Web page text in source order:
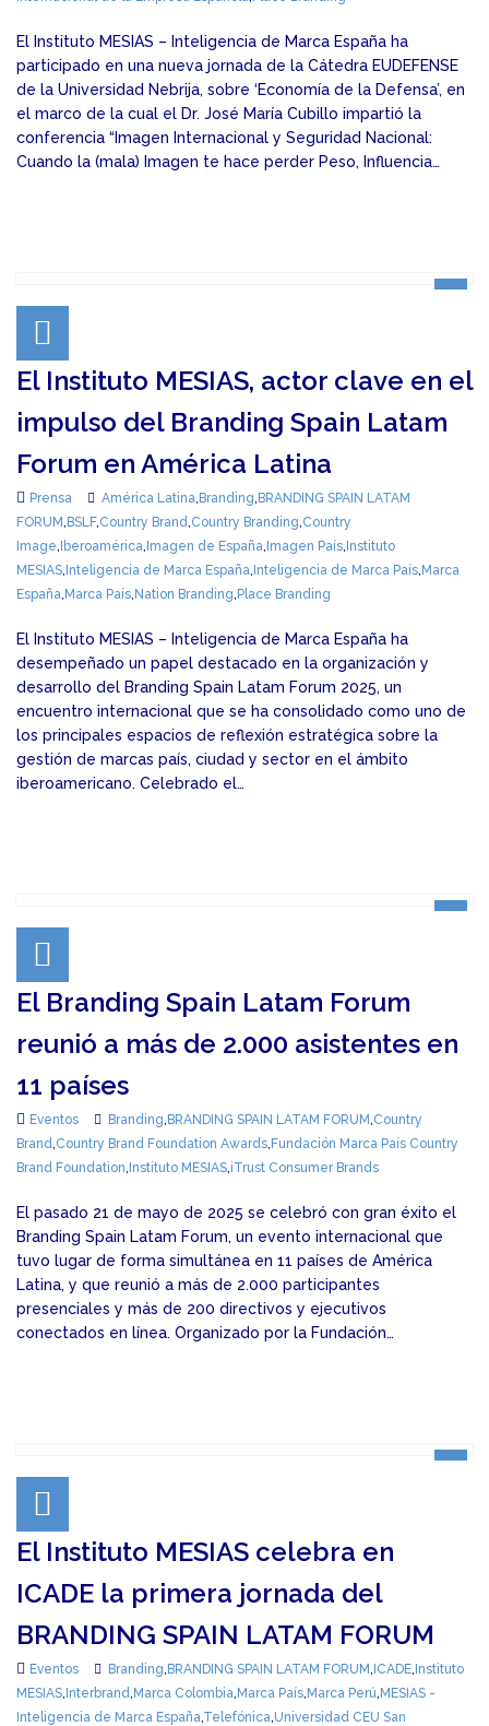
El Instituto MESIAS – Inteligencia de Marca España ha
participado en una nueva jornada de la Cátedra EUDEFENSE
de la Universidad Nebrija, sobre ‘Economía de la Defensa’, en
el marco de la cual el Dr. José María Cubillo impartió la
conferencia “Imagen Internacional y Seguridad Nacional:
Cuando la (mala) Imagen te hace perder Peso, Influencia…
El Instituto MESIAS, actor clave en el
impulso del Branding Spain Latam
Forum en América Latina
Prensa América Latina, Branding, BRANDING SPAIN LATAM
FORUM, BSLF,Country Brand,Country Branding,Country
Image, Iberoamérica, Imagen de España, Imagen País, Instituto
MESIAS, Inteligencia de Marca España, Inteligencia de Marca País, Marca
España, Marca País, Nation Branding, Place Branding
El Instituto MESIAS – Inteligencia de Marca España ha
desempeñado un papel destacado en la organización y
desarrollo del Branding Spain Latam Forum 2025, un
encuentro internacional que se ha consolidado como uno de
los principales espacios de reflexión estratégica sobre la
gestión de marcas país, ciudad y sector en el ámbito
iberoamericano. Celebrado el…
El Branding Spain Latam Forum
reunió a más de 2.000 asistentes en
11 países
Eventos Branding, BRANDING SPAIN LATAM FORUM,Country
Brand,Country Brand Foundation Awards, Fundación Marca País Country
Brand Foundation, Instituto MESIAS,iTrust Consumer Brands
El pasado 21 de mayo de 2025 se celebró con gran éxito el
Branding Spain Latam Forum, un evento internacional que
tuvo lugar de forma simultánea en 11 países de América
Latina, y que reunió a más de 2.000 participantes
presenciales y más de 200 directivos y ejecutivos
conectados en línea. Organizado por la Fundación…
El Instituto MESIAS celebra en
ICADE la primera jornada del
BRANDING SPAIN LATAM FORUM
Eventos Branding, BRANDING SPAIN LATAM FORUM, ICADE, Instituto
MESIAS, Interbrand, Marca Colombia, Marca País, Marca Perú, MESIAS -
Inteligencia de Marca España,Telefónica,Universidad CEU San